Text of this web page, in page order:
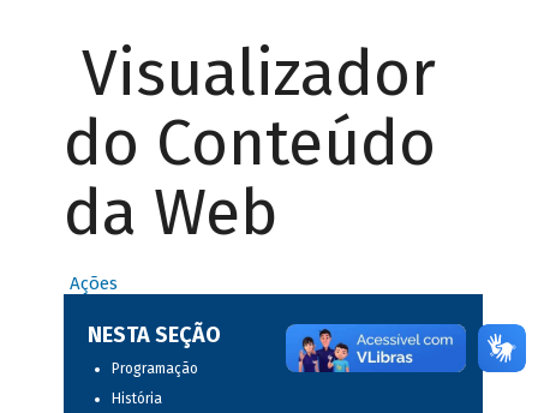
Visualizador
do Conteúdo
da Web
Ações
NESTA SEÇÃO
Programação
História